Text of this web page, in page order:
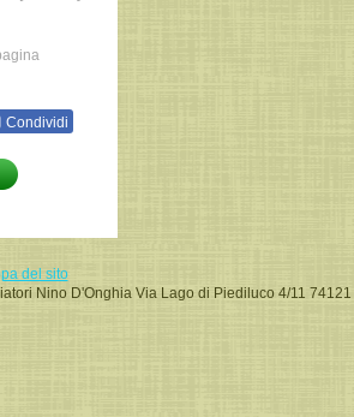
Condividi
del sito
Nino D'Onghia Via Lago di Piediluco 4/11 74121